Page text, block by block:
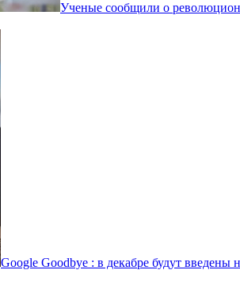
Ученые сообщили о
Google Goodbye : в декабре будут